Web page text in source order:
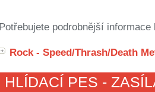
Potřebujete podrobnější
Rock - Speed/Thrash/Death
HLÍDACÍ PES -